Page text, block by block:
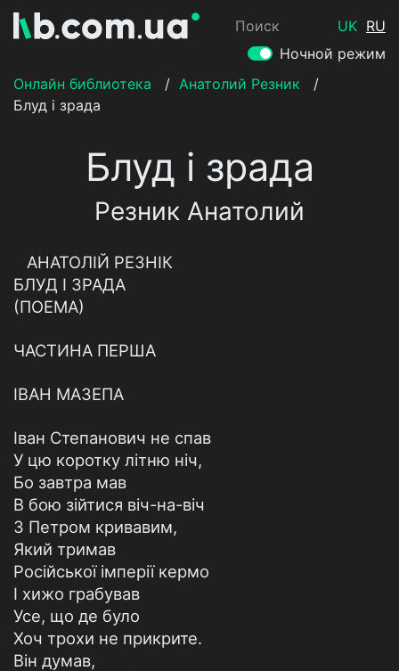
Поиск UK RU
Ночной режим
Онлайн библиотека
/ Анатолий Резник
/
Блуд і зрада
Блуд і зрада
Резник Анатолий
АНАТОЛІЙ РЕЗНІК
БЛУД І ЗРАДА
(ПОЕМА)
ЧАСТИНА ПЕРША
ІВАН МАЗЕПА
Іван Степанович не спав
У цю коротку літню ніч,
Бо завтра мав
В бою зійтися віч-на-віч
З Петром кривавим,
Який тримав
Російської імперії кермо
І хижо грабував
Усе, що де було
Хоч трохи не прикрите.
Він думав,